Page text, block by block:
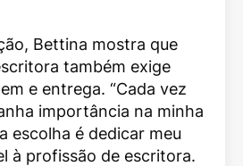
Bettina mostra que
também exige
e entrega. “Cada vez
importância na minha
escolha é dedicar meu
à profissão de escritora.